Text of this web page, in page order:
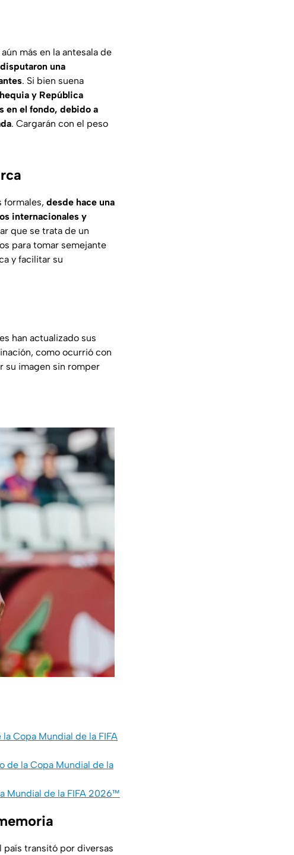
más en la antesala de
una
. Si bien suena
y República
en el fondo, debido a
. Cargarán con el peso
formales, desde hace una
internacionales y
que se trata de un
para tomar semejante
y facilitar su
han actualizado sus
como ocurrió con
su imagen sin romper
Copa Mundial de la FIFA
de la Copa Mundial de la
Mundial de la FIFA 2026™
país transitó por diversas